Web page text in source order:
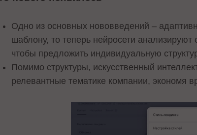
Одно из основных нововведений –
шаблону, то теперь нейросети анализируют
чтобы предложить индивидуальную
Помимо структуры, искусственный
релевантные тематике компании, экономя